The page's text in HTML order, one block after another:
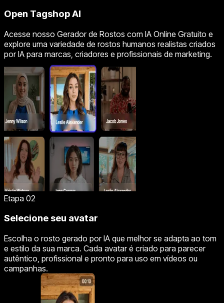
Open Tagshop AI
Acesse nosso Gerador de Rostos com IA Online Gratuito e
explore uma variedade de rostos humanos realistas criados
por IA para marcas, criadores e profissionais de marketing.
Etapa 02
Selecione seu avatar
Escolha o rosto gerado por IA que melhor se adapta ao tom
e estilo da sua marca. Cada avatar é criado para parecer
autêntico, profissional e pronto para uso em vídeos ou
campanhas.